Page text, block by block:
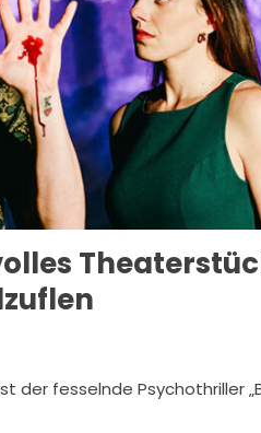
der fesselnde Psychothriller